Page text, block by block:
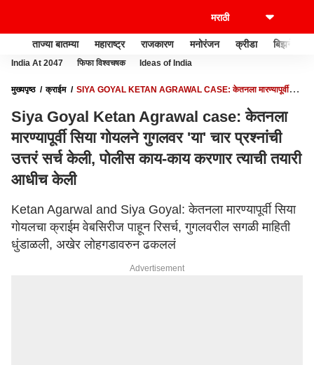
ताज्या बातम्या महाराष्ट्र राजकारण मनोरंजन क्रीडा बिझनेस
India At 2047 फिफा विश्वचषक Ideas of India
मुख्यपृष्ठ क्राईम
SIYA GOYAL KETAN AGRAWAL CASE: केतनला मारण्यापूर्वी
आधीच केली
Siya Goyal Ketan Agrawal case: केतनला
मारण्यापूर्वी सिया गोयलने गुगलवर 'या' चार प्रश्नांची
उत्तरं सर्च केली, पोलीस काय-काय करणार त्याची तयारी
आधीच केली
Ketan Agarwal and Siya Goyal: केतनला मारण्यापूर्वी सिया
गोयलचा क्राईम वेबसिरीज पाहून रिसर्च, गुगलवरील सगळी माहिती
धुंडाळली, अखेर लोहगडावरुन ढकललं
Advertisement